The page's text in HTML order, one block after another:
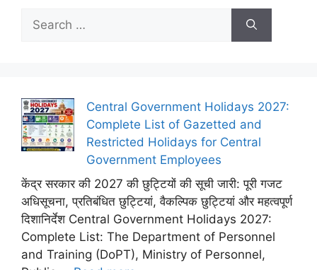
Search
for:
Central Government Holidays 2027:
Complete List of Gazetted and
Restricted Holidays for Central
Government Employees
केंद्र सरकार की 2027 की छुट्टियों की सूची जारी: पूरी गजट
अधिसूचना, प्रतिबंधित छुट्टियां, वैकल्पिक छुट्टियां और महत्वपूर्ण
दिशानिर्देश Central Government Holidays 2027:
Complete List: The Department of Personnel
and Training (DoPT), Ministry of Personnel,